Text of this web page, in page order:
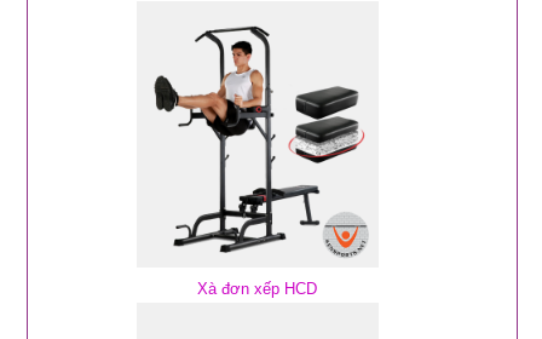
Xà đơn xếp HCD